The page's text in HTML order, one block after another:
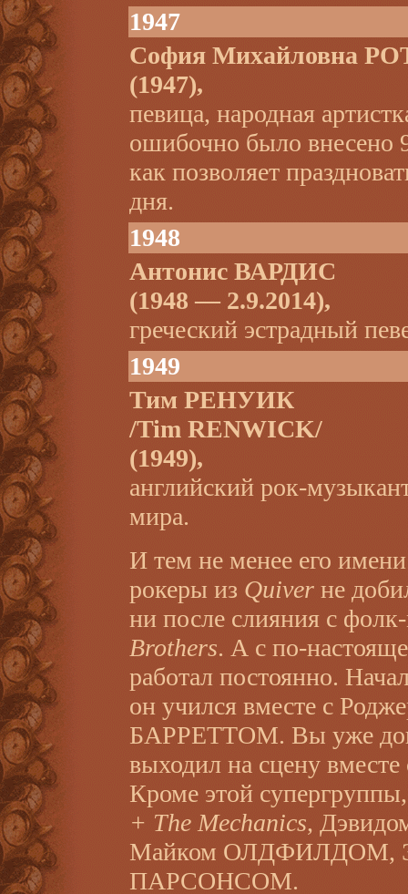
1947
София Михайловна
(1947),
певица, народная
ошибочно было внесено
как позволяет
дня.
1948
Антонис ВАРДИС
(1948 — 2.9.2014),
греческий эстрадный
1949
Тим РЕНУИК
/Tim RENWICK/
(1949),
английский рок-
мира.
И тем не менее его
рокеры из Quiver не
ни после слияния с
Brothers. А с по-
работал постоянно.
он учился вместе с
БАРРЕТТОМ. Вы уже
выходил на сцену
Кроме этой
+ The Mechanics,
Майком ОЛДФИЛДОМ,
ПАРСОНСОМ.